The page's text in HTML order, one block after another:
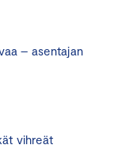
– asentajan
vihreät